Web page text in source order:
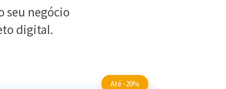
seu negócio
digital.
Até -20%